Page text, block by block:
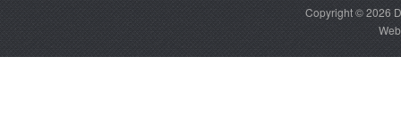
Copyright © 2026